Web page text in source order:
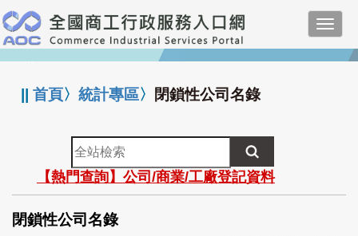
跳
到
主
要
:::
||首頁〉統計專區〉 閉鎖性公司名錄
全
站
檢
索
【熱門查詢】公司/商業/工廠登記資料
閉鎖性公司名錄